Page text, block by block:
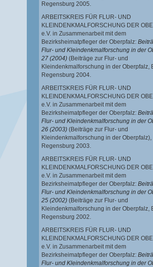
Regensburg 2005.
ARBEITSKREIS FÜR FLUR- UND
KLEINDENKMALFORSCHUNG DER
e.V. in Zusammenarbeit mit dem
Bezirksheimatpfleger der Oberpfalz:
Flur- und Kleindenkmalforschung in der
27 (2004) (Beiträge zur Flur- und
Kleindenkmalforschung in der Oberpfalz,
Regensburg 2004.
ARBEITSKREIS FÜR FLUR- UND
KLEINDENKMALFORSCHUNG DER
e.V. in Zusammenarbeit mit dem
Bezirksheimatpfleger der Oberpfalz:
Flur- und Kleindenkmalforschung in der
26 (2003) (Beiträge zur Flur- und
Kleindenkmalforschung in der Oberpfalz),
Regensburg 2003.
ARBEITSKREIS FÜR FLUR- UND
KLEINDENKMALFORSCHUNG DER
e.V. in Zusammenarbeit mit dem
Bezirksheimatpfleger der Oberpfalz:
Flur- und Kleindenkmalforschung in der
25 (2002) (Beiträge zur Flur- und
Kleindenkmalforschung in der Oberpfalz,
Regensburg 2002.
ARBEITSKREIS FÜR FLUR- UND
KLEINDENKMALFORSCHUNG DER
e.V. in Zusammenarbeit mit dem
Bezirksheimatpfleger der Oberpfalz:
Flur- und Kleindenkmalforschung in der